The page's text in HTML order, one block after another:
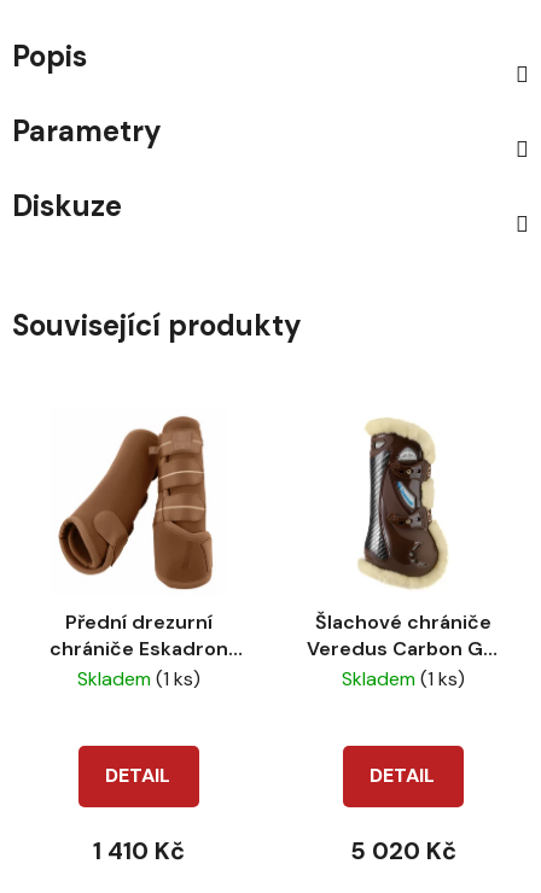
Popis
Parametry
Diskuze
Související produkty
Přední drezurní
chrániče Eskadron
HERITAGE almond
Skladem(1 ks)
DETAIL
1 410 Kč
Šlachové chrániče
Veredus Carbon Gel
Vento SAVE THE
Skladem(1 ks)
DETAIL
5 020 Kč